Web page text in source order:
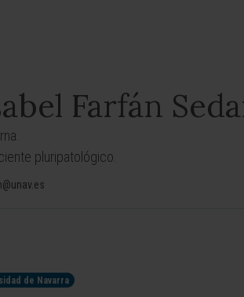
Farfán
pluripatológico.
de Navarra